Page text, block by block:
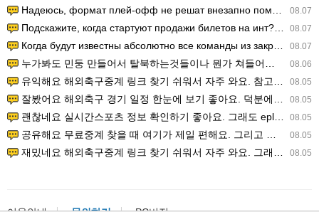
08.07
Надеюсь, формат плей-офф не решат внезапно поменять. https:/…
08.07
Подскажите, когда стартуют продажи билетов на инт? https://g…
08.07
Когда будут известны абсолютно все команды из закрытых квали…
08.06
누가봐도 민둥 만들어서 탈북하는것들이나 뭔가 쳐들어오는 낌새를 미리 알아차리기 위함이지 저걸 전쟁준비라고 하…
08.05
유익해요 해외축구중계 링크 찾기 쉬워서 자주 와요. 참고로 무료스포츠중계 정보 확인할 때 출처 꼭 체크해요.…
08.05
잘봤어요 해외축구 경기 일정 한눈에 보기 좋아요. 덕분에 epl중계 볼 때 공식 중계 채널 먼저 찾아봐요. …
08.05
괜찮네요 실시간스포츠 정보 확인하기 좋아요. 그래도 epl중계 볼 때 공식 중계 채널 먼저 찾아봐요. 북마크…
08.05
공유해요 무료중계 찾을 때 여기가 제일 편해요. 그리고 무료스포츠중계 정보 확인할 때 출처 꼭 체크해요. 앞…
08.05
재밌네요 해외축구중계 링크 찾기 쉬워서 자주 와요. 그래서 해외축구중계도 정식 서비스로 봐야 안전해요. 다음…